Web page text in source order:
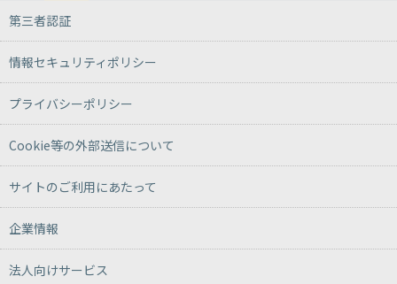
第三者認証
情報セキュリティポリシー
プライバシーポリシー
Cookie等の外部送信について
サイトのご利用にあたって
企業情報
法人向けサービス